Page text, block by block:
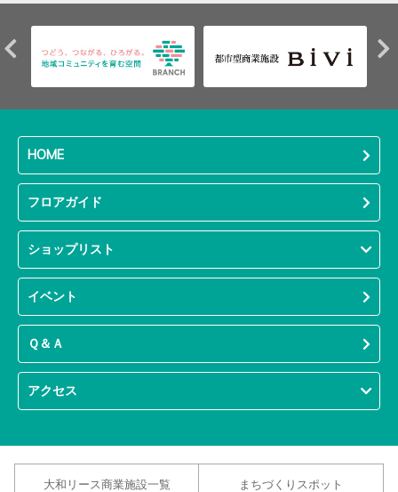
HOME
フロアガイド
ショップリスト
イベント
Ｑ＆Ａ
アクセス
大和リース商業施設一覧 まちづくりスポット